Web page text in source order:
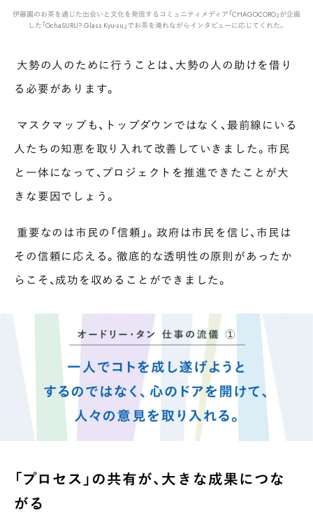
伊藤園のお茶を通じた出会いと文化を発信するコミュニティメディア「CHAGOCORO」が企画
した「OchaSURU? Glass Kyu-su」でお茶を淹れながらインタビューに応じてくれた。
大勢の人のために行うことは、大勢の人の助けを借り
る必要があります。
マスクマップも、トップダウンではなく、最前線にいる
人たちの知恵を取り入れて改善していきました。市民
と一体になって、プロジェクトを推進できたことが大
きな要因でしょう。
重要なのは市民の「信頼」。政府は市民を信じ、市民は
その信頼に応える。徹底的な透明性の原則があったか
らこそ、成功を収めることができました。
「プロセス」の共有が、大きな成果につな
がる